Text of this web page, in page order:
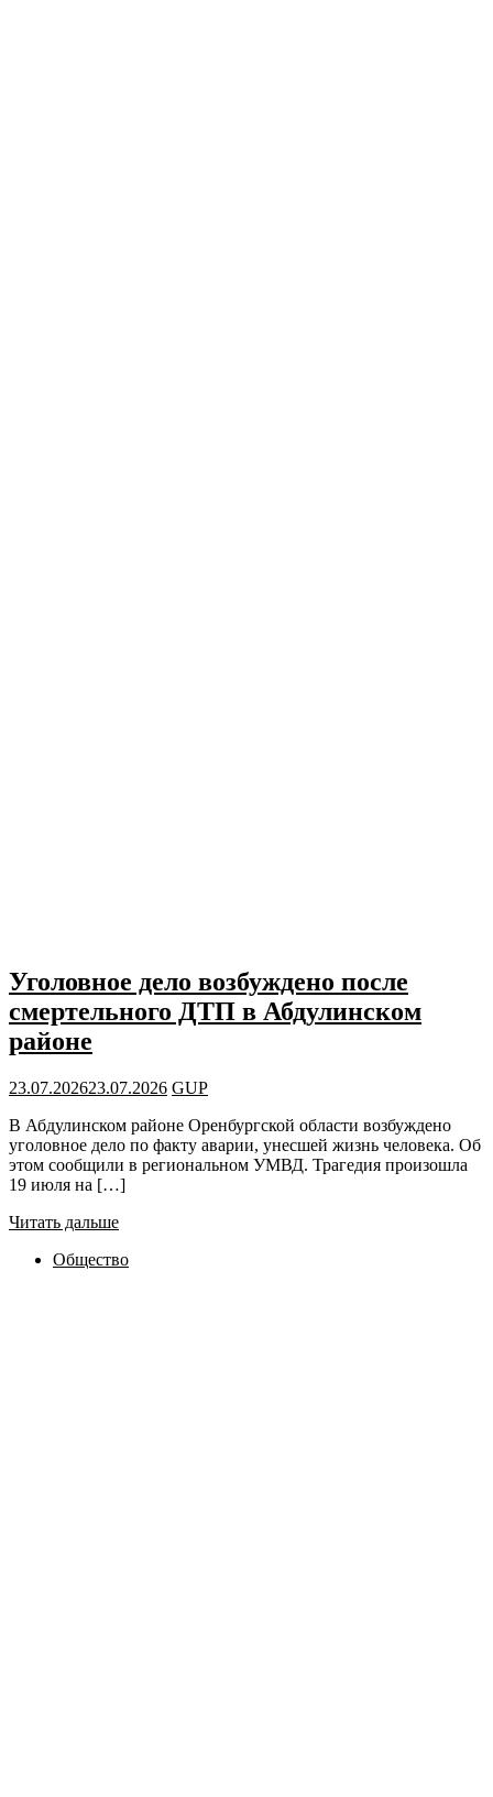
Уголовное дело возбуждено после
смертельного ДТП в Абдулинском
районе
23.07.202623.07.2026 GUP
В Абдулинском районе Оренбургской области возбуждено
уголовное дело по факту аварии, унесшей жизнь человека. Об
этом сообщили в региональном УМВД. Трагедия произошла
19 июля на […]
Читать дальше
Общество